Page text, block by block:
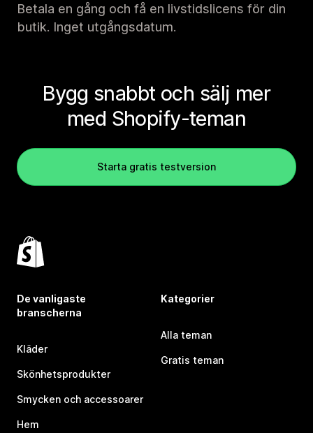
Betala en gång och få en livstidslicens för din
butik. Inget utgångsdatum.
Bygg snabbt och sälj mer
med Shopify-teman
Starta gratis testversion
De vanligaste
branscherna
Kläder
Skönhetsprodukter
Smycken och accessoarer
Hem
Kategorier
Alla teman
Gratis teman